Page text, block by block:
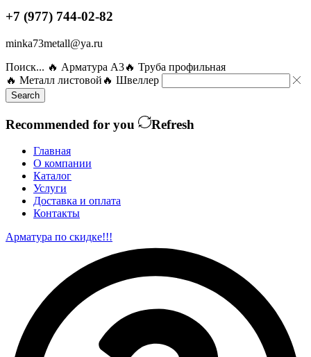
+7 (977) 744-02-82
minka73metall@ya.ru
Поиск... 🔥 Арматура А3🔥 Труба профильная
🔥 Металл листовой 🔥 Швеллер
Search
Recommended for you Refresh
Главная
О компании
Каталог
Услуги
Доставка и оплата
Контакты
Арматура по скидке!!!